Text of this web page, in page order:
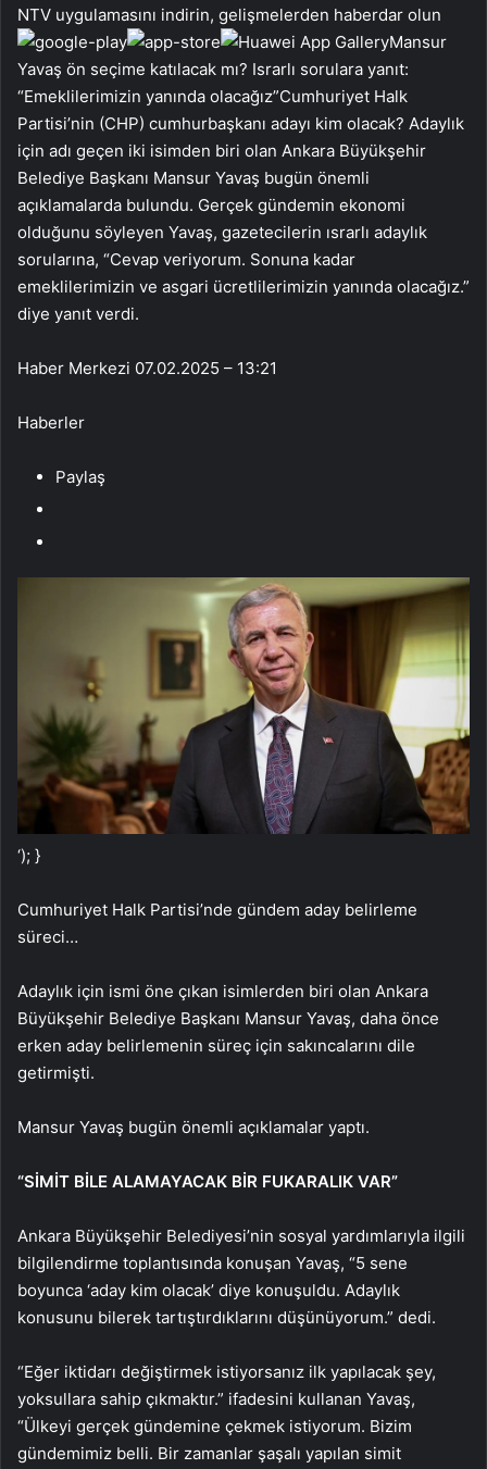
NTV uygulamasını indirin, gelişmelerden haberdar olun
Mansur
Yavaş ön seçime katılacak mı? Israrlı sorulara yanıt:
“Emeklilerimizin yanında olacağız”Cumhuriyet Halk
Partisi’nin (CHP) cumhurbaşkanı adayı kim olacak? Adaylık
için adı geçen iki isimden biri olan Ankara Büyükşehir
Belediye Başkanı Mansur Yavaş bugün önemli
açıklamalarda bulundu. Gerçek gündemin ekonomi
olduğunu söyleyen Yavaş, gazetecilerin ısrarlı adaylık
sorularına, “Cevap veriyorum. Sonuna kadar
emeklilerimizin ve asgari ücretlilerimizin yanında olacağız.”
diye yanıt verdi.
Haber Merkezi 07.02.2025 – 13:21
Haberler
Paylaş
‘); }
Cumhuriyet Halk Partisi’nde gündem aday belirleme
süreci…
Adaylık için ismi öne çıkan isimlerden biri olan Ankara
Büyükşehir Belediye Başkanı Mansur Yavaş, daha önce
erken aday belirlemenin süreç için sakıncalarını dile
getirmişti.
Mansur Yavaş bugün önemli açıklamalar yaptı.
“SİMİT BİLE ALAMAYACAK BİR FUKARALIK VAR”
Ankara Büyükşehir Belediyesi’nin sosyal yardımlarıyla ilgili
bilgilendirme toplantısında konuşan Yavaş, “5 sene
boyunca ‘aday kim olacak’ diye konuşuldu. Adaylık
konusunu bilerek tartıştırdıklarını düşünüyorum.” dedi.
“Eğer iktidarı değiştirmek istiyorsanız ilk yapılacak şey,
yoksullara sahip çıkmaktır.” ifadesini kullanan Yavaş,
“Ülkeyi gerçek gündemine çekmek istiyorum. Bizim
gündemimiz belli. Bir zamanlar şaşalı yapılan simit